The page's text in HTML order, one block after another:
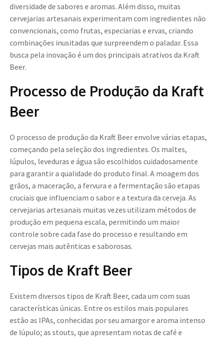
diversidade de sabores e aromas. Além disso, muitas
cervejarias artesanais experimentam com ingredientes não
convencionais, como frutas, especiarias e ervas, criando
combinações inusitadas que surpreendem o paladar. Essa
busca pela inovação é um dos principais atrativos da Kraft
Beer.
Processo de Produção da Kraft
Beer
O processo de produção da Kraft Beer envolve várias etapas,
começando pela seleção dos ingredientes. Os maltes,
lúpulos, leveduras e água são escolhidos cuidadosamente
para garantir a qualidade do produto final. A moagem dos
grãos, a maceração, a fervura e a fermentação são etapas
cruciais que influenciam o sabor e a textura da cerveja. As
cervejarias artesanais muitas vezes utilizam métodos de
produção em pequena escala, permitindo um maior
controle sobre cada fase do processo e resultando em
cervejas mais autênticas e saborosas.
Tipos de Kraft Beer
Existem diversos tipos de Kraft Beer, cada um com suas
características únicas. Entre os estilos mais populares
estão as IPAs, conhecidas por seu amargor e aroma intenso
de lúpulo; as stouts, que apresentam notas de café e